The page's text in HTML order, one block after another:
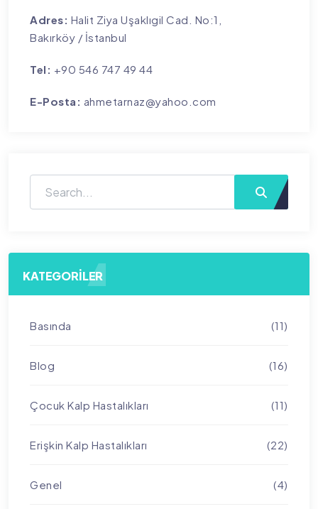
Adres: Halit Ziya Uşaklıgil Cad. No:1,
Bakırköy / İstanbul
Tel: +90 546 747 49 44
E-Posta: ahmetarnaz@yahoo.com
KATEGORILER
Basında (11)
Blog (16)
Çocuk Kalp Hastalıkları (11)
Erişkin Kalp Hastalıkları (22)
Genel (4)